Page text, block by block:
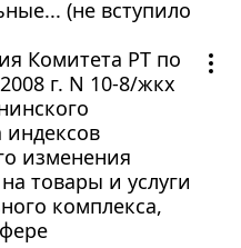
(не вступило
Комитета РТ по
г. N 10-8/жкх
изменения
товары и услуги
комплекса,